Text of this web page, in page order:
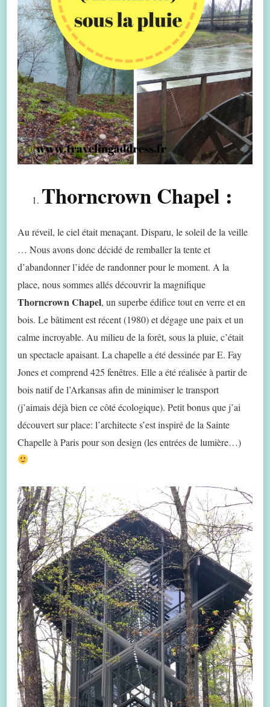
Thorncrown Chapel :
Au réveil, le ciel était menaçant. Disparu, le soleil de la veille
… Nous avons donc décidé de remballer la tente et
d’abandonner l’idée de randonner pour le moment. A la
place, nous sommes allés découvrir la magnifique
Thorncrown Chapel, un superbe édifice tout en verre et en
bois. Le bâtiment est récent (1980) et dégage une paix et un
calme incroyable. Au milieu de la forêt, sous la pluie, c’était
un spectacle apaisant. La chapelle a été dessinée par E. Fay
Jones et comprend 425 fenêtres. Elle a été réalisée à partir de
bois natif de l’Arkansas afin de minimiser le transport
(j’aimais déjà bien ce côté écologique). Petit bonus que j’ai
découvert sur place: l’architecte s’est inspiré de la Sainte
Chapelle à Paris pour son design (les entrées de lumière…)